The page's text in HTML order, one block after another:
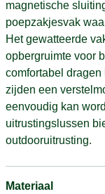
magnetische
poepzakjesvak
Het gewatteerde
opbergruimte voor
comfortabel
zijden een
eenvoudig kan
uitrustingslussen
outdooruitrusting.
Materiaal